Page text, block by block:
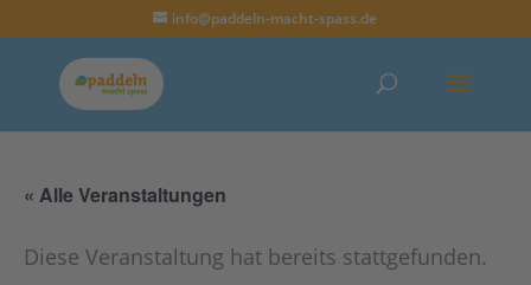
info@paddeln-macht-spass.de
« Alle Veranstaltungen
Diese Veranstaltung hat bereits stattgefunden.